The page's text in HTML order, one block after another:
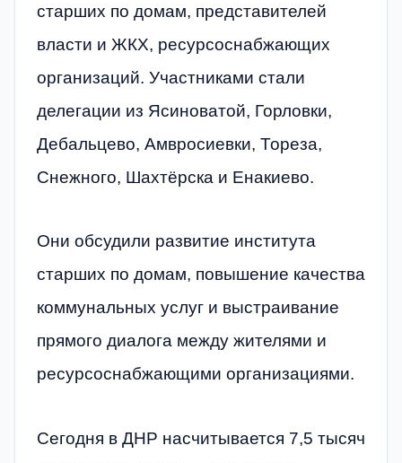
старших по домам, представителей
власти и ЖКХ, ресурсоснабжающих
организаций. Участниками стали
делегации из Ясиноватой, Горловки,
Дебальцево, Амвросиевки, Тореза,
Снежного, Шахтёрска и Енакиево.
Они обсудили развитие института
старших по домам, повышение качества
коммунальных услуг и выстраивание
прямого диалога между жителями и
ресурсоснабжающими организациями.
Сегодня в ДНР насчитывается 7,5 тысяч